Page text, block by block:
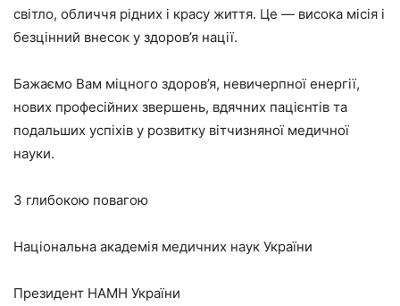
світло, обличчя рідних і красу життя. Це — висока місія і
безцінний внесок у здоров’я нації.
Бажаємо Вам міцного здоров’я, невичерпної енергії,
нових професійних звершень, вдячних пацієнтів та
подальших успіхів у розвитку вітчизняної медичної
науки.
З глибокою повагою
Національна академія медичних наук України
Президент НАМН України